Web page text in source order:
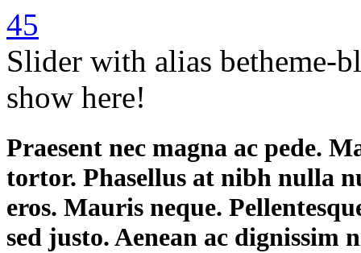
45
Slider with alias betheme-
show here!
Praesent nec magna ac pede.
tortor. Phasellus at nibh nulla
eros. Mauris neque.
sed justo. Aenean ac dignissim